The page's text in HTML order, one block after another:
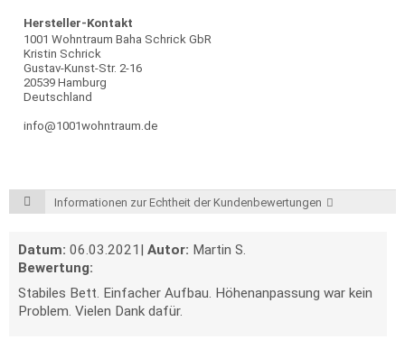
Hersteller-Kontakt
1001 Wohntraum Baha Schrick GbR
Kristin Schrick
Gustav-Kunst-Str. 2-16
20539 Hamburg
Deutschland
info@1001wohntraum.de
Informationen zur Echtheit der Kundenbewertungen
Datum: 06.03.2021 | Autor: Martin S.
Bewertung:
Stabiles Bett. Einfacher Aufbau. Höhenanpassung war kein
Problem. Vielen Dank dafür.